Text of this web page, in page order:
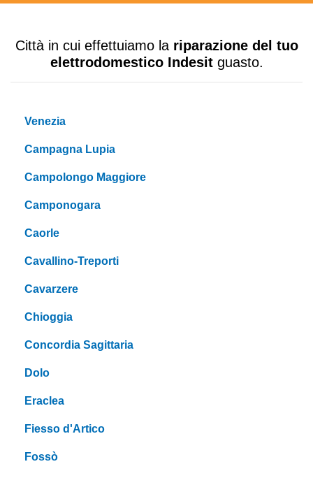
Città in cui effettuiamo la riparazione del tuo
elettrodomestico Indesitguasto.
Venezia
Campagna Lupia
Campolongo Maggiore
Camponogara
Caorle
Cavallino-Treporti
Cavarzere
Chioggia
Concordia Sagittaria
Dolo
Eraclea
Fiesso d'Artico
Fossò